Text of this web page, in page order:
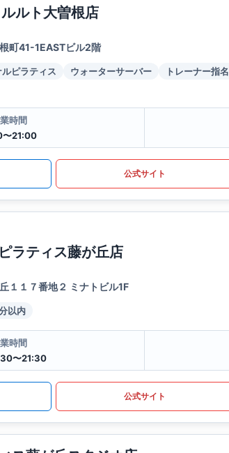
ルト大曽根店
町41-1EASTビル2階
ピラティス ウォーターサーバー
トレーナー指名
時間
21:00
公式サイト
ラティス藤が丘店
１１７番地２ ミナトビル1F
以内
時間
〜21:30
公式サイト